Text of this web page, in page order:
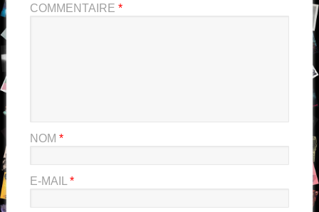
COMMENTAIRE *
NOM *
E-MAIL *